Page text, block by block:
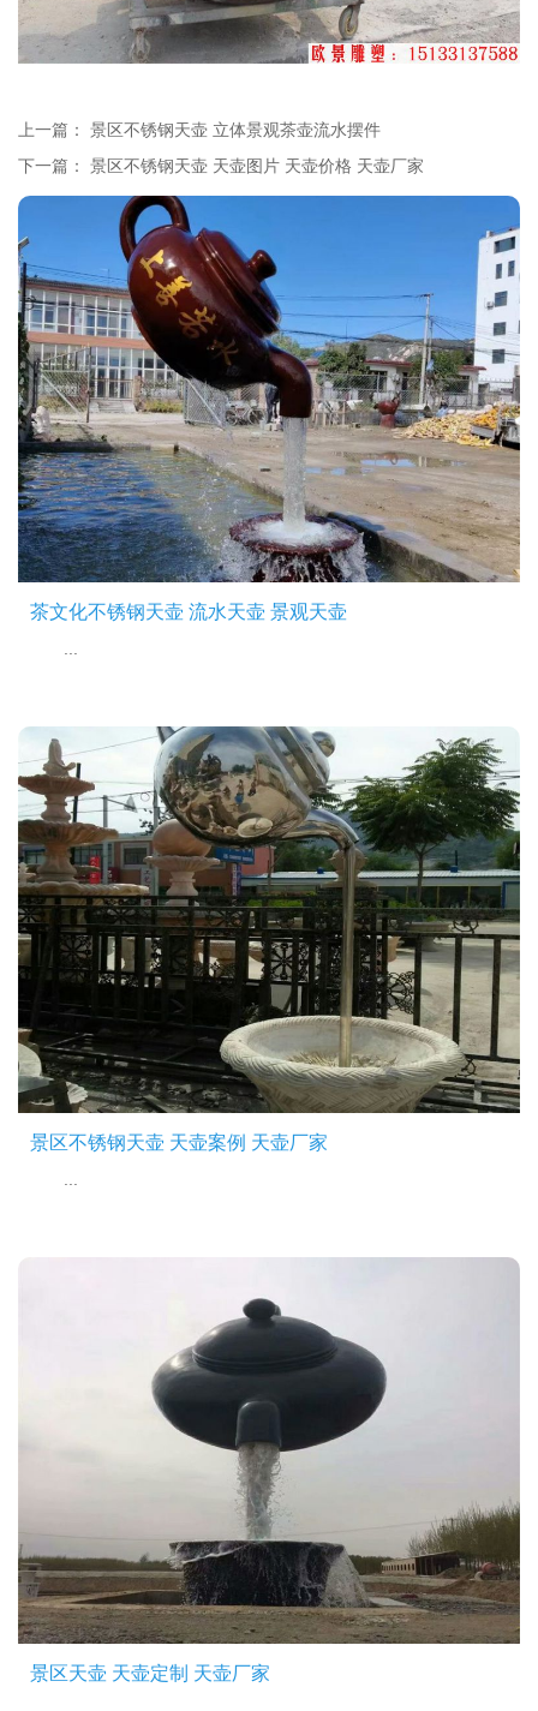
上一篇： 景区不锈钢天壶 立体景观茶壶流水摆件
下一篇： 景区不锈钢天壶 天壶图片 天壶价格 天壶厂家
茶文化不锈钢天壶 流水天壶 景观天壶
景区不锈钢天壶 天壶案例 天壶厂家
景区天壶 天壶定制 天壶厂家